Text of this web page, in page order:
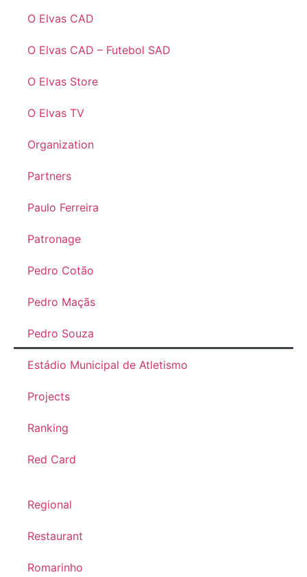
O Elvas CAD
O Elvas CAD – Futebol SAD
O Elvas Store
O Elvas TV
Organization
Partners
Paulo Ferreira
Patronage
Pedro Cotão
Pedro Maçãs
Pedro Souza
Estádio Municipal de Atletismo
Projects
Ranking
Red Card
Regional
Restaurant
Romarinho